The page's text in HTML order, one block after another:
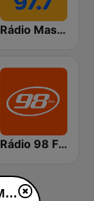
Rádio Massa FM Curitiba
Rádio 98 FM Curitiba
Estação Primeira 85.3 FM ao vivo